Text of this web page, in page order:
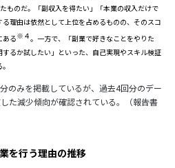
ものだ。「副収入を得たい」「本業の収入だけで
理由は依然として上位を占めるものの、そのスコ
ある※４。一方で、「副業で好きなことをやりた
るか試したい」といった、自己実現やスキル検証
のみを掲載しているが、過去4回分のデー
た減少傾向が確認されている。（報告書
を行う理由の推移